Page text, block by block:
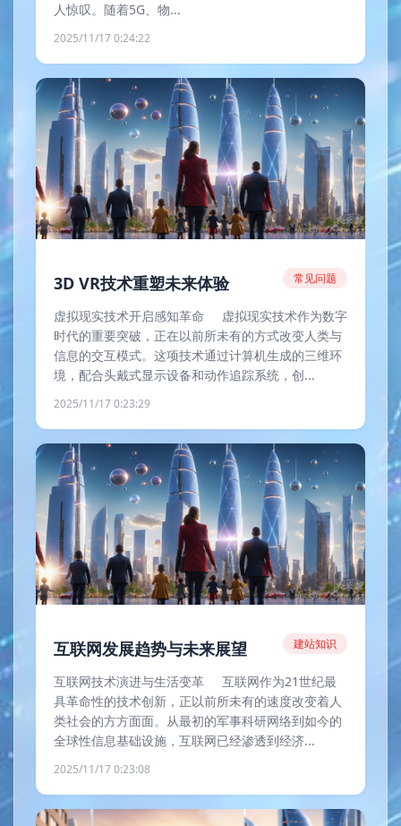
人惊叹。随着5G、物...
2025/11/17 0:24:22
3D VR技术重塑未来体验 常见问题
虚拟现实技术开启感知革命 虚拟现实技术作为数字
时代的重要突破，正在以前所未有的方式改变人类与
信息的交互模式。这项技术通过计算机生成的三维环
境，配合头戴式显示设备和动作追踪系统，创...
2025/11/17 0:23:29
互联网发展趋势与未来展望 建站知识
互联网技术演进与生活变革 互联网作为21世纪最
具革命性的技术创新，正以前所未有的速度改变着人
类社会的方方面面。从最初的军事科研网络到如今的
全球性信息基础设施，互联网已经渗透到经济...
2025/11/17 0:23:08